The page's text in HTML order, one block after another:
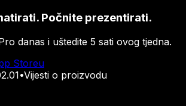
Počnite prezentirati.
danas i uštedite 5 sati ovog tjedna.
Storeu
•Vijesti o proizvodu